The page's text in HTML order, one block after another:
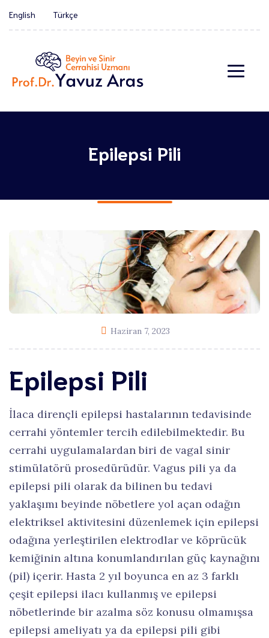
English Türkçe
Epilepsi Pili
Haziran 7, 2023
Epilepsi Pili
İlaca dirençli epilepsi hastalarının tedavisinde
cerrahi yöntemler tercih edilebilmektedir. Bu
cerrahi uygulamalardan biri de vagal sinir
stimülatörü prosedürüdür. Vagus pili ya da
epilepsi pili olarak da bilinen bu tedavi
yaklaşımı beyinde nöbetlere yol açan odağın
elektriksel aktivitesini düzenlemek için epilepsi
odağına yerleştirilen elektrodlar ve köprücük
kemiğinin altına konumlandırılan güç kaynağını
(pil) içerir. Hasta 2 yıl boyunca en az 3 farklı
çeşit epilepsi ilacı kullanmış ve epilepsi
nöbetlerinde bir azalma söz konusu olmamışsa
epilepsi ameliyatı ya da epilepsi pili gibi